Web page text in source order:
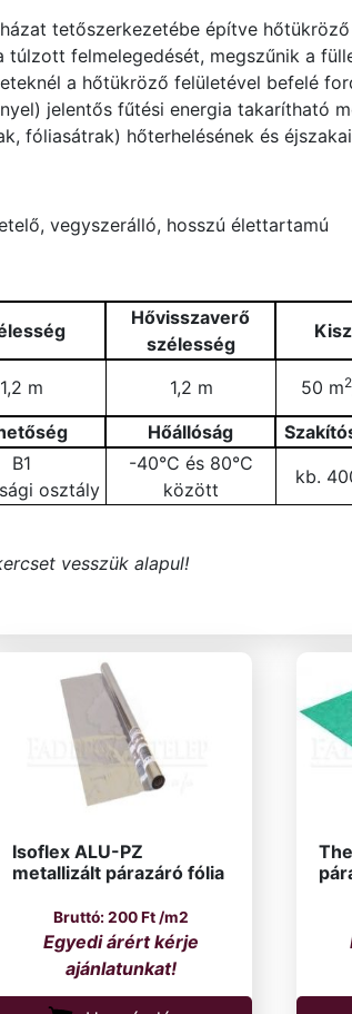
tetőszerkezetébe építve
túlzott felmelegedését, megszűnik a
a hőtükröző felületével befelé
jelentős fűtési energia takarítható
fóliasátrak) hőterhelésének és
vegyszerálló, hosszú élettartamú
Hővisszaverő
szélesség
1,2 m 1,2 m 50 m2
Hőállóság
B1
osztály
-40°C és 80°C
között
kb.
vesszük alapul!
Isoflex ALU-PZ
metallizált párazáró fólia
200Ft/m2